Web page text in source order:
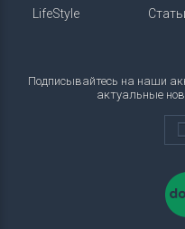
LifeStyle
Подписывайтесь на наши
актуальные